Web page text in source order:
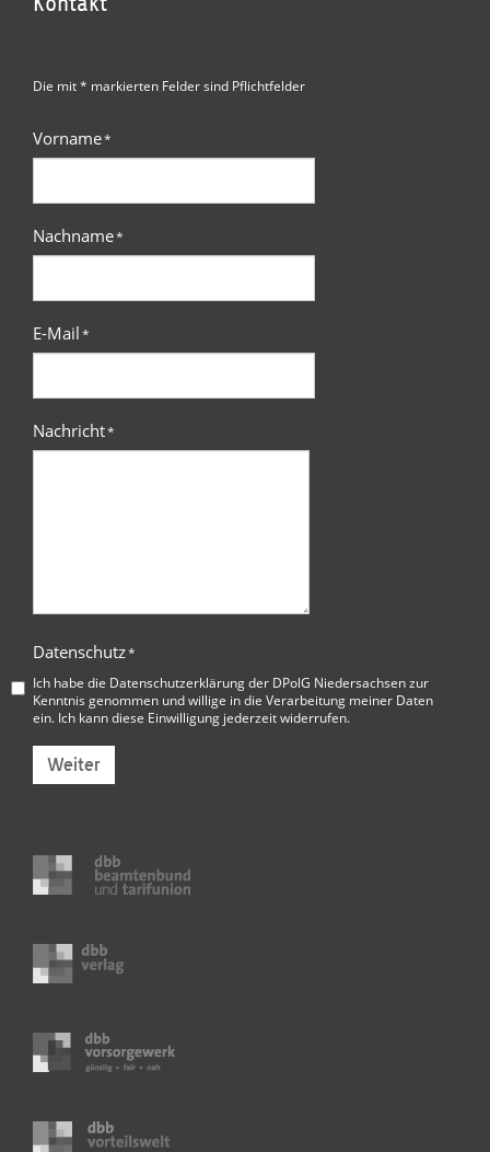
Die mit * markierten Felder sind Pflichtfelder
Vorname*
Nachname*
E-Mail*
Nachricht*
Datenschutz*
Ich habe die Datenschutzerklärung der DPolG Niedersachsenzur
Kenntnis genommen und willige in die Verarbeitung meiner Daten
ein. Ich kann diese Einwilligung jederzeit widerrufen.
Weiter